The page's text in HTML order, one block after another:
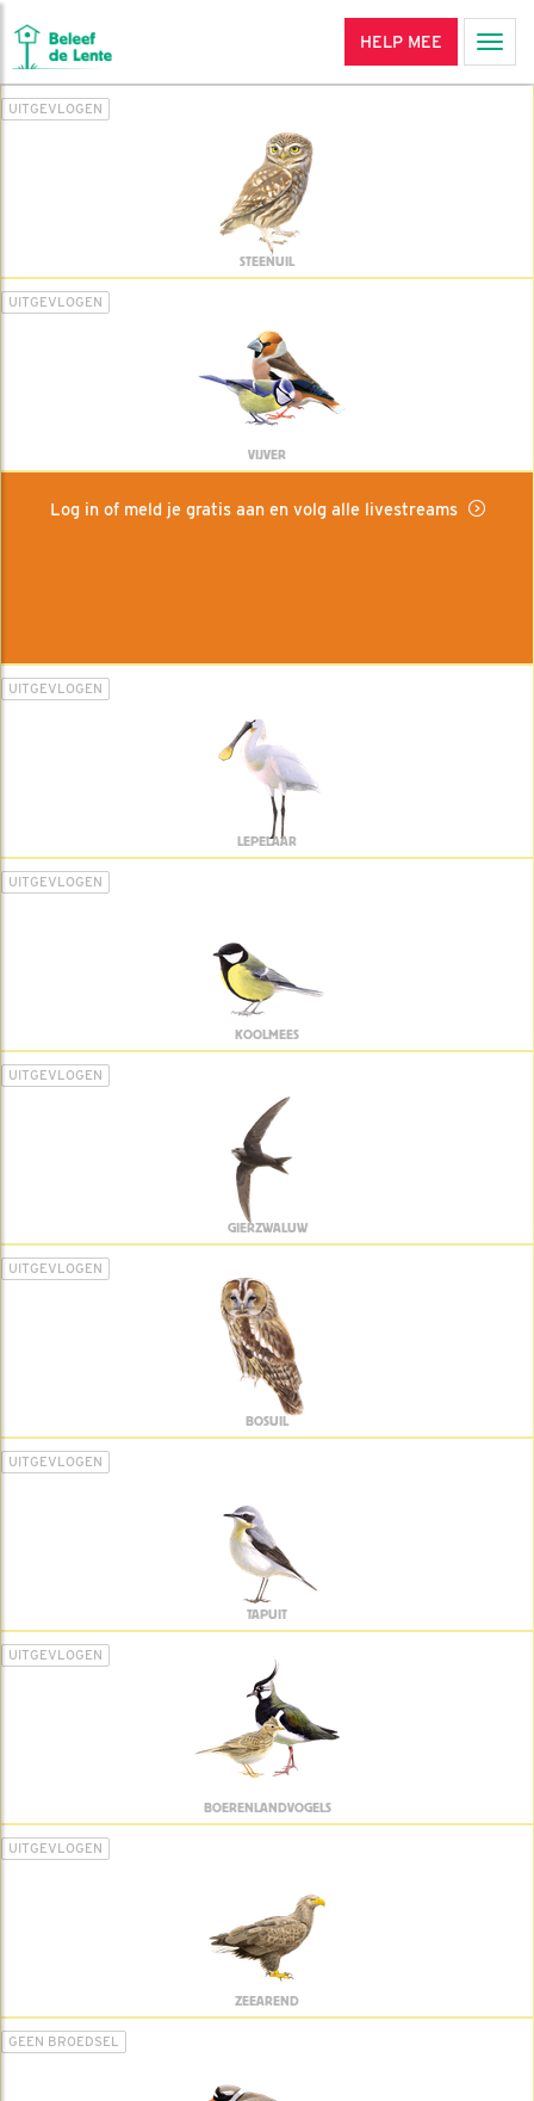
HELP MEE
UITGEVLOGEN
STEENUIL
UITGEVLOGEN
VIJVER
Log in of meld je gratis aan en volg alle livestreams
UITGEVLOGEN
LEPELAAR
UITGEVLOGEN
KOOLMEES
UITGEVLOGEN
GIERZWALUW
UITGEVLOGEN
BOSUIL
UITGEVLOGEN
TAPUIT
UITGEVLOGEN
BOERENLANDVOGELS
UITGEVLOGEN
ZEEAREND
GEEN BROEDSEL